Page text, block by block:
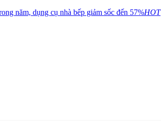
năm, dụng cụ nhà bếp giảm sốc đến 57%HOT